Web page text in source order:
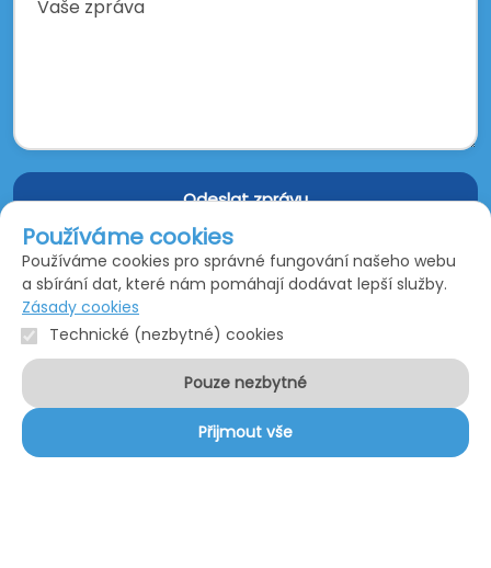
Používáme cookies
Používáme cookies pro správné fungování našeho webu
a sbírání dat, které nám pomáhají dodávat lepší služby.
Zásady cookies
Technické (nezbytné) cookies
Pouze nezbytné
Přijmout vše
Odeslat zprávu
Odesláním formuláře souhlasíte sezpracováním osobních
údajů.
Služby